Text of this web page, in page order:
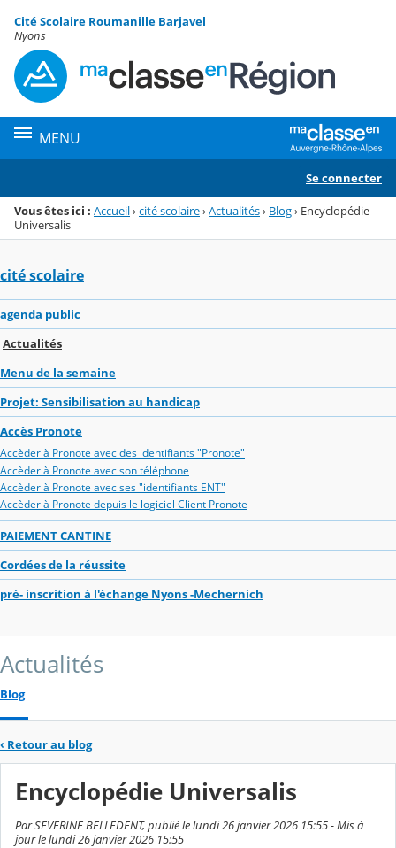
Menu de la rubrique
Contenu
Cité Scolaire Roumanille Barjavel
Nyons
MENU
Se connecter
Vous êtes ici : Accueil›cité scolaire›Actualités› Blog› Encyclopédie
Universalis
cité scolaire
agenda public
Actualités
Menu de la semaine
Projet: Sensibilisation au handicap
Accès Pronote
Accèder à Pronote avec des identifiants "Pronote"
Accèder à Pronote avec son téléphone
Accèder à Pronote avec ses "identifiants ENT"
Accèder à Pronote depuis le logiciel Client Pronote
PAIEMENT CANTINE
Cordées de la réussite
pré- inscrition à l'échange Nyons -Mechernich
Actualités
Blog
‹ Retour au blog
Encyclopédie Universalis
Par SEVERINE BELLEDENT, publié le lundi 26 janvier 2026 15:55 - Mis à
jour le lundi 26 janvier 2026 15:55